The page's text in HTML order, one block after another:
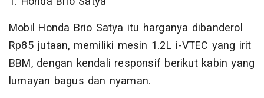
Mobil Honda Brio Satya itu harganya dibanderol
Rp85 jutaan, memiliki mesin 1.2L i-VTEC yang irit
BBM, dengan kendali responsif berikut kabin yang
lumayan bagus dan nyaman.